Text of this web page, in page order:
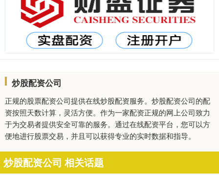
炒股配资公司
正规的股票配资公司提供在线炒股配资服务。炒股配资公司的配
资按照天数计算，灵活方便。作为一家配资正规的网上公司致力
于为交易者提供安全可靠的服务。通过在线配资平台，您可以方
便地进行股票交易，并且可以获得专业的实时数据和指导。
炒股配资公司 相关话题